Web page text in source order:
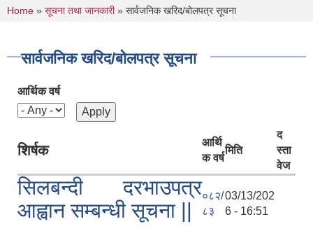
You are here
Home » सूचना तथा जानकारी» सार्वजनिक खरिद/बोलपत्र सूचना
सार्वजनिक खरिद/बोलपत्र सूचना
आर्थिक वर्ष
शिर्षक
आर्थि
क वर्ष
मिति
द
स्ता
वेज
सिलबन्दी दरभाउपत्र
आह्वान सम्बन्धी सूचना ||
०८२/
८३
03/13/202
6 - 16:51